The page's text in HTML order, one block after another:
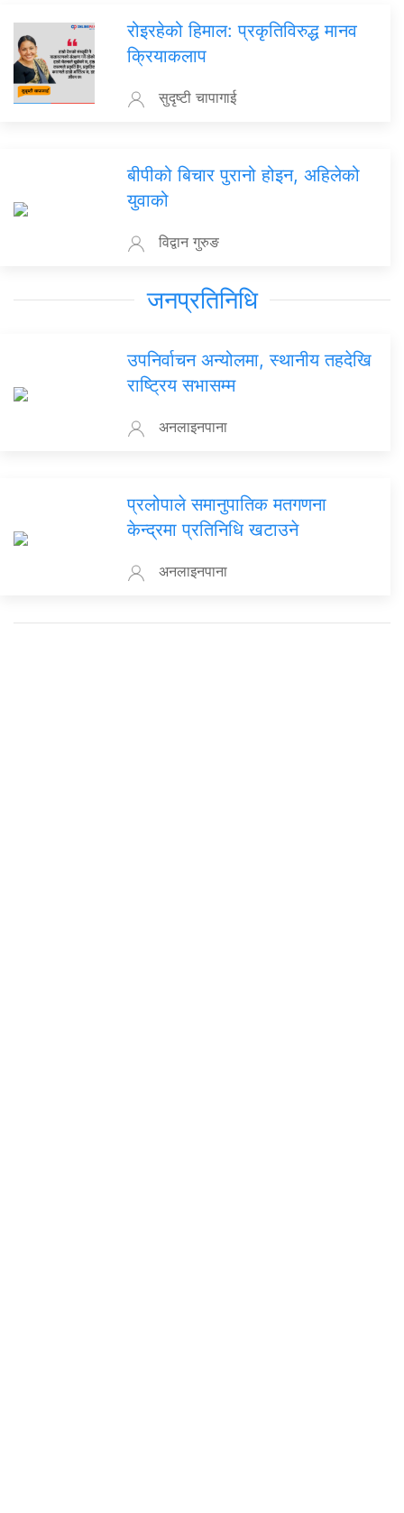
रोइरहेको हिमाल: प्रकृतिविरुद्ध मानव
क्रियाकलाप
सुदृष्टी चापागाई
बीपीको बिचार पुरानो होइन, अहिलेको
युवाको
विद्वान गुरुङ
जनप्रतिनिधि
उपनिर्वाचन अन्योलमा, स्थानीय तहदेखि
राष्ट्रिय सभासम्म
अनलाइनपाना
प्रलोपाले समानुपातिक मतगणना
केन्द्रमा प्रतिनिधि खटाउने
अनलाइनपाना